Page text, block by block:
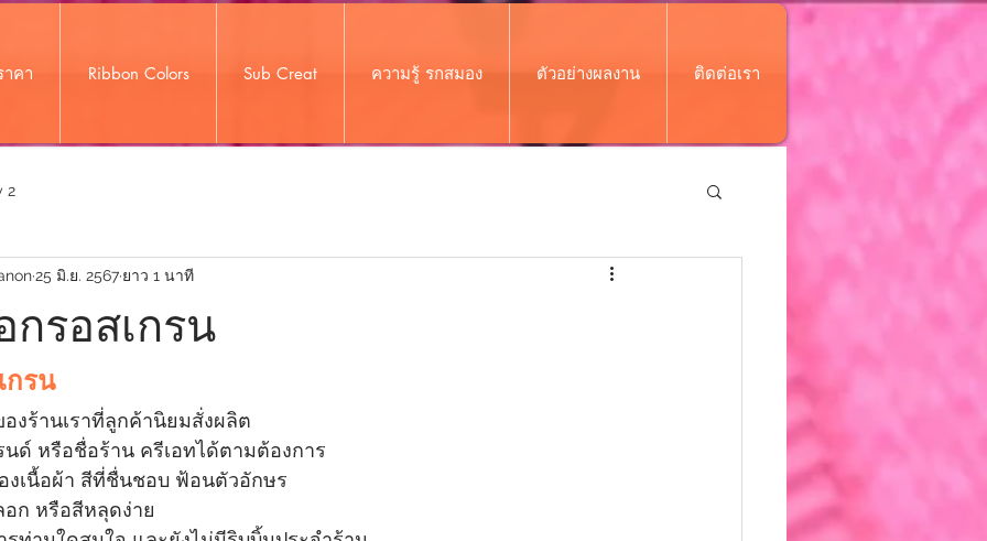
าคา Ribbon Colors Sub Creat ความรู้ รกสมอง ตัวอย่างผลงาน ติดต่อเรา
2
รอสเกรน
25 มิ.ย. 2567 ยาว 1 นาที
กรน
งร้านเราที่ลูกค้านิยมสั่งผลิต
ด์ หรือชื่อร้าน ครีเอทได้ตามต้องการ
งเนื้อผ้า สีที่ชื่นชอบ ฟ้อนตัวอักษร
ก หรือสีหลุดง่าย